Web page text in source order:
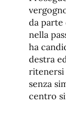
da
nella
ha
destra
ritenersi
senza
centro